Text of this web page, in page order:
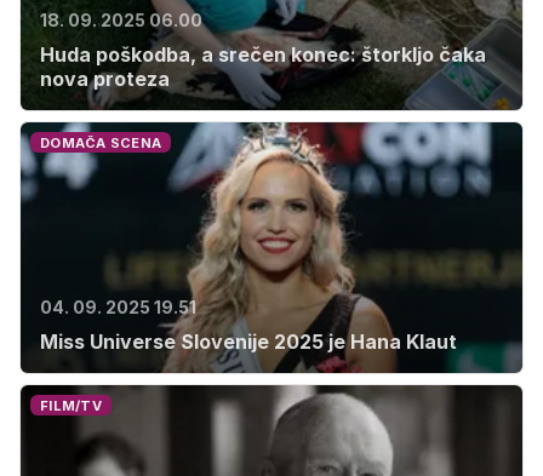
18. 09. 2025 06.00
Huda poškodba, a srečen konec: štorkljo čaka
nova proteza
DOMAČA SCENA
04. 09. 2025 19.51
Miss Universe Slovenije 2025 je Hana Klaut
FILM/TV